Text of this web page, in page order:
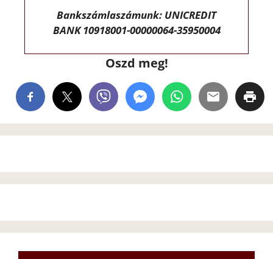
Bankszámlaszámunk: UNICREDIT
BANK 10918001-00000064-35950004
Oszd meg!